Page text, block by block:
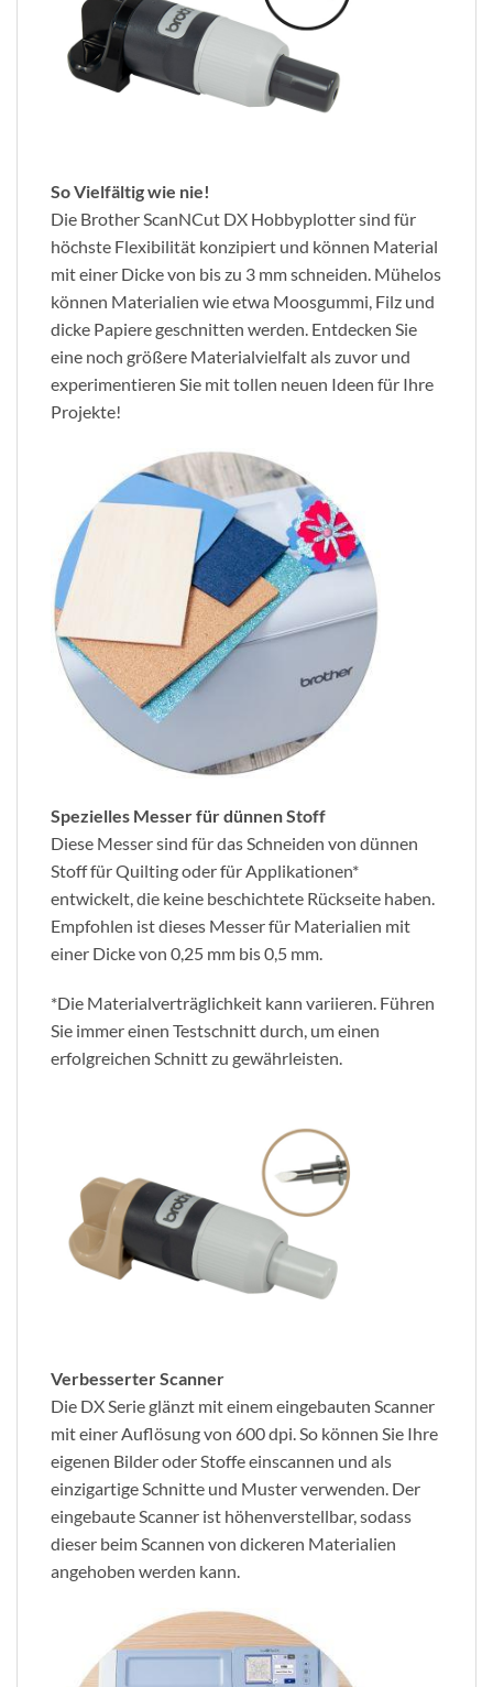
So Vielfältig wie nie!
Die Brother ScanNCut DX Hobbyplotter sind für
höchste Flexibilität konzipiert und können Material
mit einer Dicke von bis zu 3 mm schneiden. Mühelos
können Materialien wie etwa Moosgummi, Filz und
dicke Papiere geschnitten werden. Entdecken Sie
eine noch größere Materialvielfalt als zuvor und
experimentieren Sie mit tollen neuen Ideen für Ihre
Projekte!
Spezielles Messer für dünnen Stoff
Diese Messer sind für das Schneiden von dünnen
Stoff für Quilting oder für Applikationen*
entwickelt, die keine beschichtete Rückseite haben.
Empfohlen ist dieses Messer für Materialien mit
einer Dicke von 0,25 mm bis 0,5 mm.
*Die Materialverträglichkeit kann variieren. Führen
Sie immer einen Testschnitt durch, um einen
erfolgreichen Schnitt zu gewährleisten.
Verbesserter Scanner
Die DX Serie glänzt mit einem eingebauten Scanner
mit einer Auflösung von 600 dpi. So können Sie Ihre
eigenen Bilder oder Stoffe einscannen und als
einzigartige Schnitte und Muster verwenden. Der
eingebaute Scanner ist höhenverstellbar, sodass
dieser beim Scannen von dickeren Materialien
angehoben werden kann.